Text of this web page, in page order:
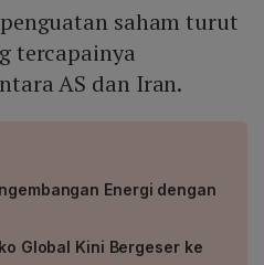
saham turut
tercapainya
AS dan Iran.
Energi dengan
Global Kini Bergeser ke